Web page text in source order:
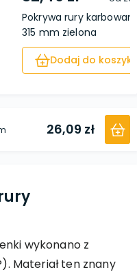
Pokrywa rury
315 mm zielona
Dodaj do
26,09 zł
wykonano z
Materiał ten znany